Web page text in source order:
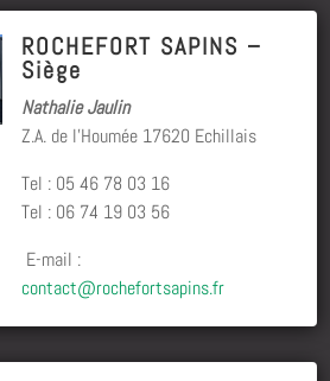
ROCHEFORT SAPINS –
Siège
Nathalie Jaulin
Z.A. de l’Houmée 17620 Echillais
Tel : 05 46 78 03 16
Tel : 06 74 19 03 56
E-mail :
contact@rochefortsapins.fr